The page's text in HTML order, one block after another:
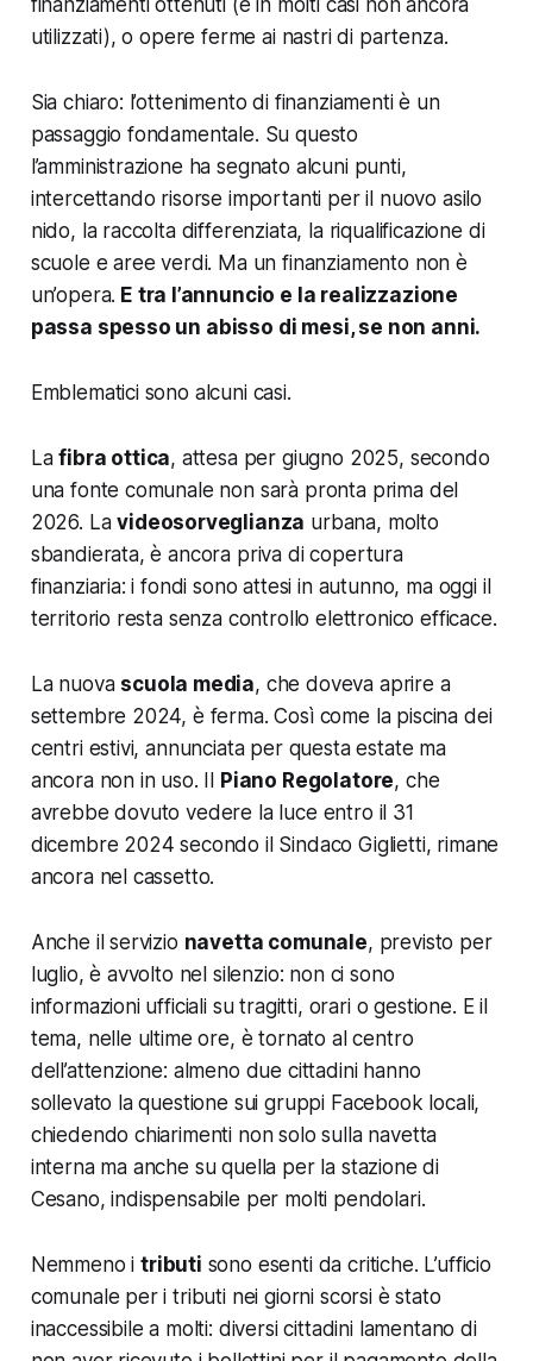
utilizzati), o opere ferme ai nastri di partenza.
Sia chiaro: l’ottenimento di finanziamenti è un
passaggio fondamentale. Su questo
l’amministrazione ha segnato alcuni punti,
intercettando risorse importanti per il nuovo asilo
nido, la raccolta differenziata, la riqualificazione di
scuole e aree verdi. Ma un finanziamento non è
un’opera. E tra l’annuncio e la realizzazione
passa spesso un abisso di mesi, se non anni.
Emblematici sono alcuni casi.
Lafibra ottica, attesa per giugno 2025, secondo
una fonte comunale non sarà pronta prima del
2026. Lavideosorveglianza urbana, molto
sbandierata, è ancora priva di copertura
finanziaria: i fondi sono attesi in autunno, ma oggi il
territorio resta senza controllo elettronico efficace.
La nuova scuola media, che doveva aprire a
settembre 2024, è ferma. Così come la piscina dei
centri estivi, annunciata per questa estate ma
ancora non in uso. Il Piano Regolatore, che
avrebbe dovuto vedere la luce entro il 31
dicembre 2024 secondo il Sindaco Giglietti, rimane
ancora nel cassetto.
Anche il servizio navetta comunale, previsto per
luglio, è avvolto nel silenzio: non ci sono
informazioni ufficiali su tragitti, orari o gestione. E il
tema, nelle ultime ore, è tornato al centro
dell’attenzione: almeno due cittadini hanno
sollevato la questione sui gruppi Facebook locali,
chiedendo chiarimenti non solo sulla navetta
interna ma anche su quella per la stazione di
Cesano, indispensabile per molti pendolari.
Nemmeno itributi sono esenti da critiche. L’ufficio
comunale per i tributi nei giorni scorsi è stato
inaccessibile a molti: diversi cittadini lamentano di